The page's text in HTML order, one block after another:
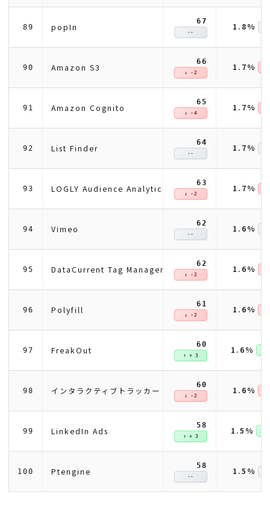
89 popIn
67
-- 1.8%
90 Amazon S3
66
↓ -2 1.7%
91 Amazon Cognito
65
↓ -4 1.7%
92 List Finder
64
-- 1.7%
93 LOGLY Audience Analytics
63
↓ -2 1.7%
94 Vimeo
62
-- 1.6%
95 DataCurrent Tag Manager
62
↓ -2 1.6%
96 Polyfill
61
↓ -2 1.6%
97 FreakOut
60
↑ + 3 1.6%
98 インタラクティブトラッカー
60
↓ -2 1.6%
99 LinkedIn Ads
58
↑ + 3 1.5%
100 Ptengine
58
-- 1.5%